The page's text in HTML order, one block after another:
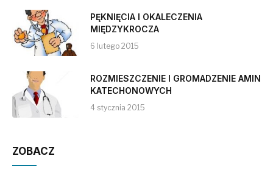
PĘKNIĘCIA I OKALECZENIA
MIĘDZYKROCZA
6 lutego 2015
ROZMIESZCZENIE I GROMADZENIE AMIN
KATECHONOWYCH
4 stycznia 2015
ZOBACZ